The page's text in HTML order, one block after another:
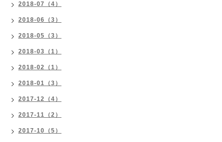
2018-07（4）
2018-06（3）
2018-05（3）
2018-03（1）
2018-02（1）
2018-01（3）
2017-12（4）
2017-11（2）
2017-10（5）